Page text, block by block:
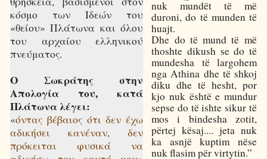
κόσμο των Ιδεών του
«θείου» Πλάτωνα και όλου
του αρχαίου ελληνικού
πνεύματος.
Ο Σωκράτης στην
Απολογία του, κατά
Πλάτωνα λέγει:
«όντας βέβαιος ότι δεν έχω
αδικήσει κανέναν, δεν
πρόκειται φυσικά να
nuk mundët të më
duroni, do të munden të
huajt.
Dhe do të mund të më
thoshte dikush se do të
mundesha të largohem
nga Athina dhe të shkoj
diku dhe të hesht, por
kjo nuk është e mundur
sepse do të ishte sikur të
mos i bindesha zotit,
përtej kësaj.... jeta nuk
ka asnjë kuptim nëse
nuk flasim për virtytin.”